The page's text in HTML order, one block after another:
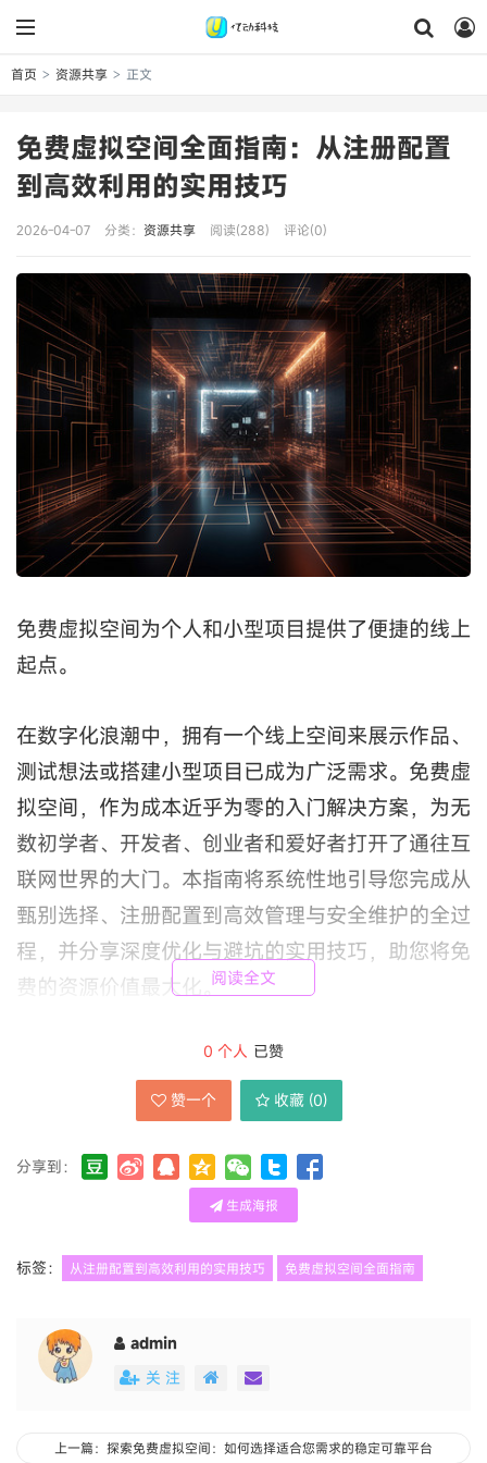
首页 > 资源共享 > 正文
免费虚拟空间全面指南：从注册配置
到高效利用的实用技巧
2026-04-07 分类： 资源共享 阅读(288) 评论(0)
免费虚拟空间为个人和小型项目提供了便捷的线上
起点。
在数字化浪潮中，拥有一个线上空间来展示作品、
测试想法或搭建小型项目已成为广泛需求。免费虚
拟空间，作为成本近乎为零的入门解决方案，为无
数初学者、开发者、创业者和爱好者打开了通往互
联网世界的大门。本指南将系统性地引导您完成从
甄别选择、注册配置到高效管理与安全维护的全过
程，并分享深度优化与避坑的实用技巧，助您将免
费的资源价值最大化。
一、 认知与选择：理解免费虚拟空间的本质与局
费产品而提供。其核心是共享服务器上划分出的部
是建立正确认知：
阅读全文
0 个人 已赞
赞一个 收藏 (0)
分享到：
生成海报
标签： 从注册配置到高效利用的实用技巧 免费虚拟空间全面指南
admin
关 注
上一篇：探索免费虚拟空间：如何选择适合您需求的稳定可靠平台